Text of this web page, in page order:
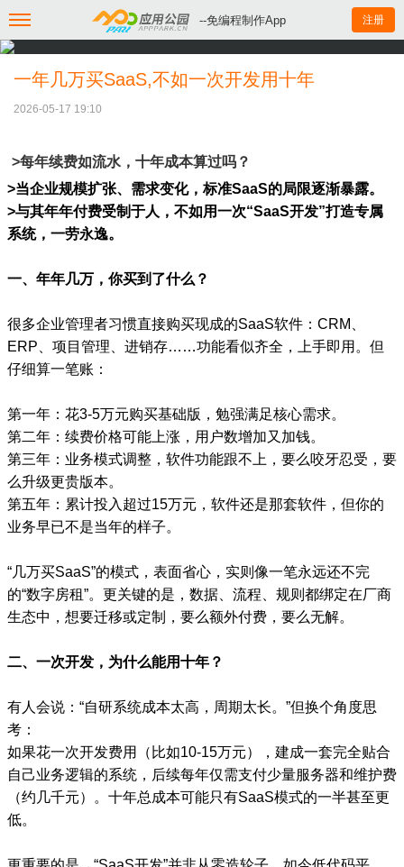
--免编程制作App 注册
一年几万买SaaS,不如一次开发用十年
2026-05-17 19:10
>每年续费如流水，十年成本算过吗？
>当企业规模扩张、需求变化，标准SaaS的局限逐渐暴露。
>与其年年付费受制于人，不如用一次“SaaS开发”打造专属
系统，一劳永逸。
一、年年几万，你买到了什么？
很多企业管理者习惯直接购买现成的SaaS软件：CRM、
ERP、项目管理、进销存……功能看似齐全，上手即用。但
仔细算一笔账：
第一年：花3-5万元购买基础版，勉强满足核心需求。
第二年：续费价格可能上涨，用户数增加又加钱。
第三年：业务模式调整，软件功能跟不上，要么咬牙忍受，要
么升级更贵版本。
第五年：累计投入超过15万元，软件还是那套软件，但你的
业务早已不是当年的样子。
“几万买SaaS”的模式，表面省心，实则像一笔永远还不完
的“数字房租”。更关键的是，数据、流程、规则都绑定在厂商
生态中，想要迁移或定制，要么额外付费，要么无解。
二、一次开发，为什么能用十年？
有人会说：“自研系统成本太高，周期太长。”但换个角度思
考：
如果花一次开发费用（比如10-15万元），建成一套完全贴合
自己业务逻辑的系统，后续每年仅需支付少量服务器和维护费
（约几千元）。十年总成本可能只有SaaS模式的一半甚至更
低。